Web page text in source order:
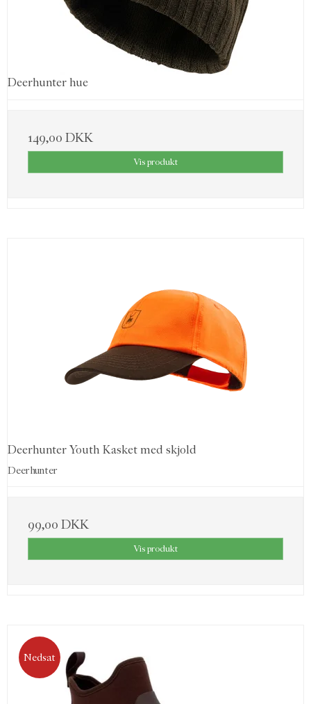
Deerhunter hue
149,00 DKK
Vis produkt
Deerhunter Youth Kasket med skjold
Deerhunter
99,00 DKK
Vis produkt
Nedsat